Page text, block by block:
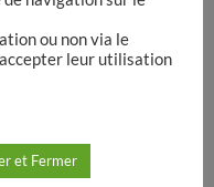
ou non via le
leur utilisation
et Fermer